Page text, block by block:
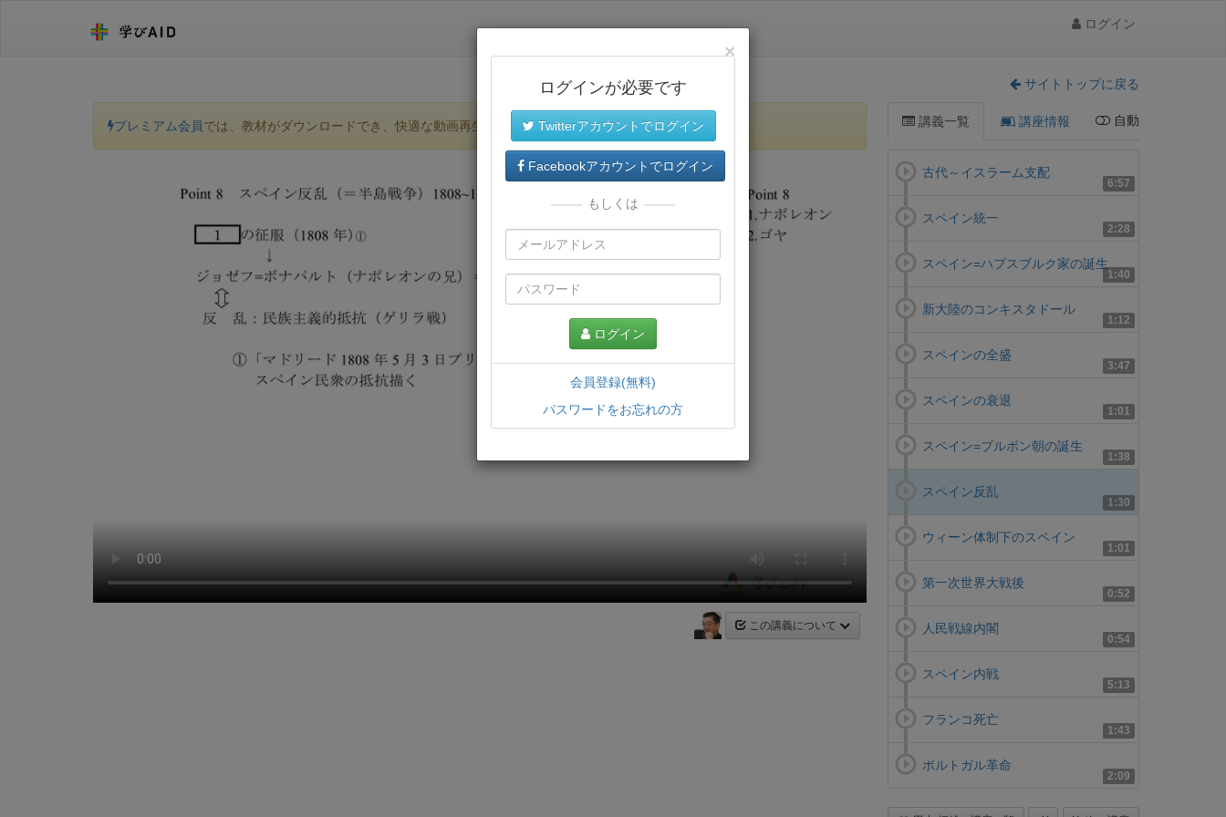
ログイン
サイトトップに戻る
プレミアム会員では、教材がダウンロードでき、快適な動画再生環境が提供されます。
この講義について
講義一覧 講座情報 自動
6:57
古代～イスラーム支配
2:28
スペイン統一
1:40
スペイン=ハプスブルク家の誕生
1:12
新大陸のコンキスタドール
3:47
スペインの全盛
1:01
スペインの衰退
1:38
スペイン=ブルボン朝の誕生
1:30
スペイン反乱
1:01
ウィーン体制下のスペイン
0:52
第一次世界大戦後
0:54
人民戦線内閣
5:13
スペイン内戦
1:43
フランコ死亡
2:09
ポルトガル革命
×
ログインが必要です
Twitterアカウントでログイン
Facebookアカウントでログイン
もしくは
ログイン
会員登録(無料)
パスワードをお忘れの方